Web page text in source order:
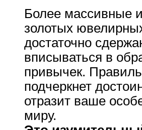
Более массивные
золотых
достаточно
вписываться в
привычек.
подчеркнет
отразит ваше
миру.